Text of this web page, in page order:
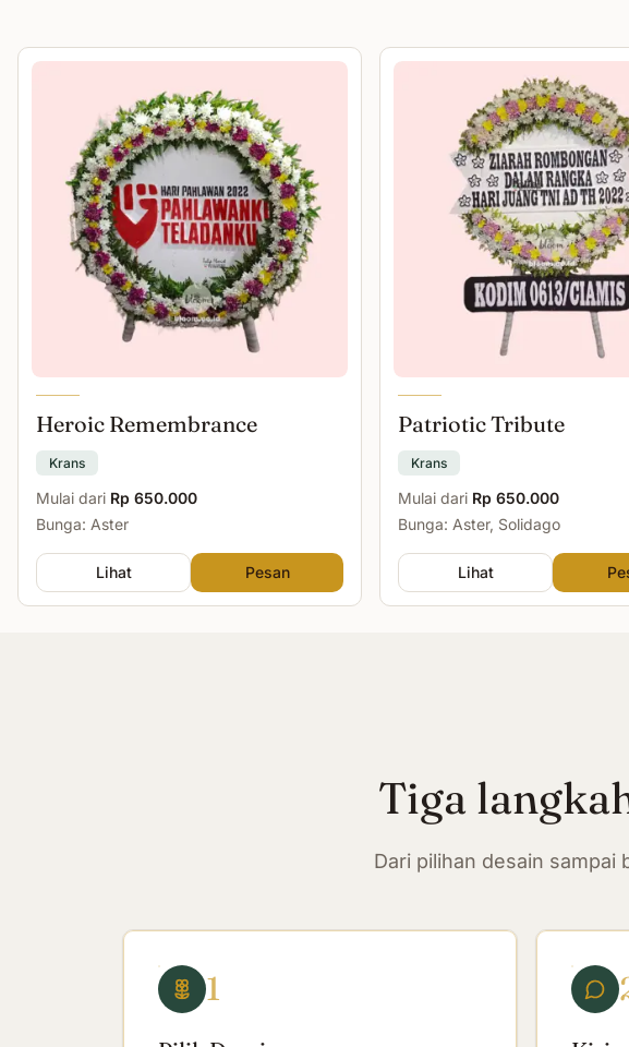
Heroic Remembrance
Krans
Mulai dari Rp 650.000
Bunga: Aster
Lihat Pesan
Patriotic Tribute
Krans
Mulai dari Rp 650.000
Bunga: Aster, Solidago
Lihat
Tiga
Dari pilihan desain
1